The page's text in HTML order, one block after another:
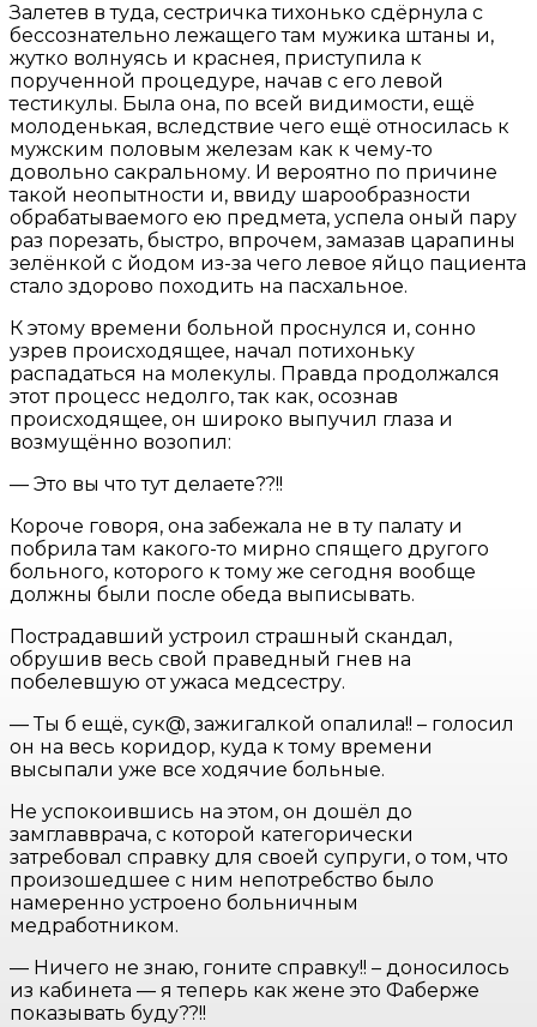
Залетев в туда, сестричка тихонько сдёрнула с
бессознательно лежащего там мужика штаны и,
жутко волнуясь и краснея, приступила к
порученной процедуре, начав с его левой
тестикулы. Была она, по всей видимости, ещё
молоденькая, вследствие чего ещё относилась к
мужским половым железам как к чему-то
довольно сакральному. И вероятно по причине
такой неопытности и, ввиду шарообразности
обрабатываемого ею предмета, успела оный пару
раз порезать, быстро, впрочем, замазав царапины
зелёнкой с йодом из-за чего левое яйцо пациента
стало здорово походить на пасхальное.
К этому времени больной проснулся и, сонно
узрев происходящее, начал потихоньку
распадаться на молекулы. Правда продолжался
этот процесс недолго, так как, осознав
происходящее, он широко выпучил глаза и
возмущённо возопил:
— Это вы что тут делаете??!!
Короче говоря, она забежала не в ту палату и
побрила там какого-то мирно спящего другого
больного, которого к тому же сегодня вообще
должны были после обеда выписывать.
Пострадавший устроил страшный скандал,
обрушив весь свой праведный гнев на
побелевшую от ужаса медсестру.
— Ты б ещё, сук@, зажигалкой опалила!! – голосил
он на весь коридор, куда к тому времени
высыпали уже все ходячие больные.
Не успокоившись на этом, он дошёл до
замглавврача, с которой категорически
затребовал справку для своей супруги, о том, что
произошедшее с ним непотребство было
намеренно устроено больничным
медработником.
— Ничего не знаю, гоните справку!! – доносилось
из кабинета — я теперь как жене это Фаберже
показывать буду??!!